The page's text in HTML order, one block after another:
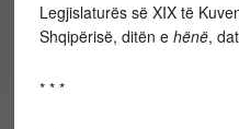
Legjislaturës së XIX të
Shqipërisë, ditën e hënë,
* * *